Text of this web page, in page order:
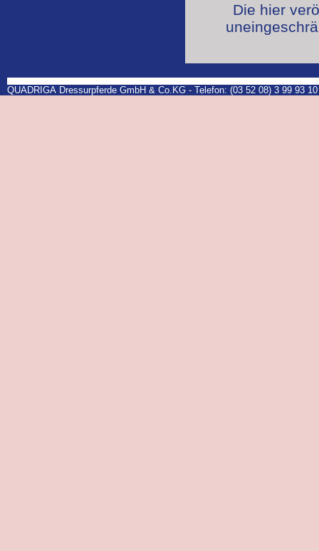
Die hier
QUADRIGA Dressurpferde GmbH & Co.KG - Telefon: (03 52 08) 3 99 93 10